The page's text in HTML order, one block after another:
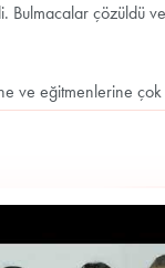
Bulmacalar çözüldü
ve eğitmenlerine